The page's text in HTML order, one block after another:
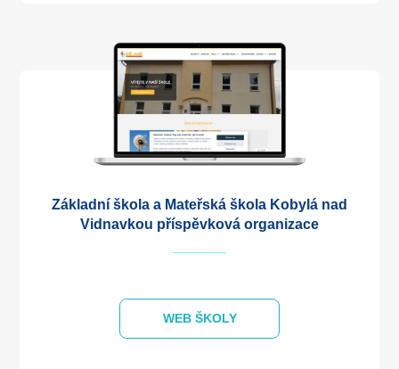
Základní škola a Mateřská škola Kobylá nad
Vidnavkou příspěvková organizace
WEB ŠKOLY